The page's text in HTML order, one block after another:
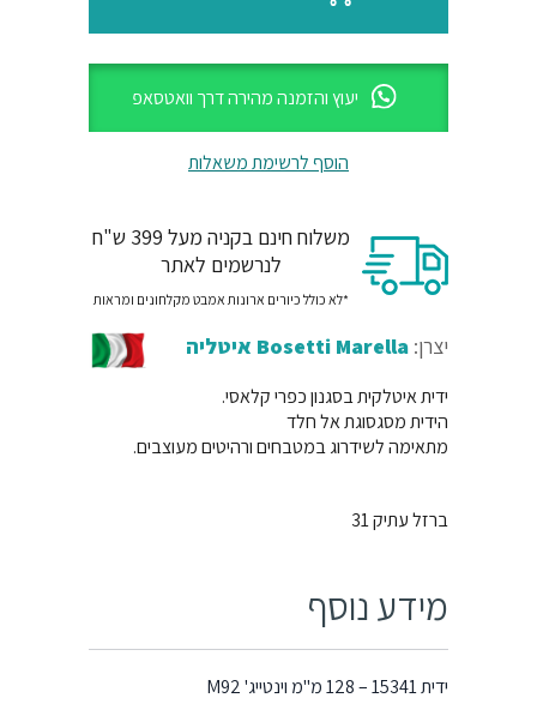
יעוץ והזמנה מהירה דרך וואטסאפ
הוסף לרשימת משאלות
משלוח חינם בקניה מעל 399 ש"ח
לנרשמים לאתר
*לא כולל כיורים ארונות אמבט מקלחונים ומראות
יצרן: Bosetti Marella איטליה
ידית איטלקית בסגנון כפרי קלאסי.
הידית מסגסוגת אל חלד
מתאימה לשידרוג במטבחים ורהיטים מעוצבים.
ברזל עתיק 31
מידע נוסף
ידית 15341 – 128 מ"מ וינטייג' M92